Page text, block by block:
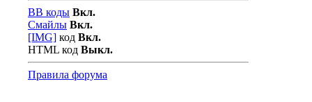
BB коды Вкл.
Смайлы Вкл.
[IMG] код Вкл.
HTML код Выкл.
Правила форума